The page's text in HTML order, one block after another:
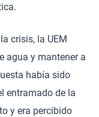
crisis, la UEM
agua y mantener a
había sido
entramado de la
y era percibido